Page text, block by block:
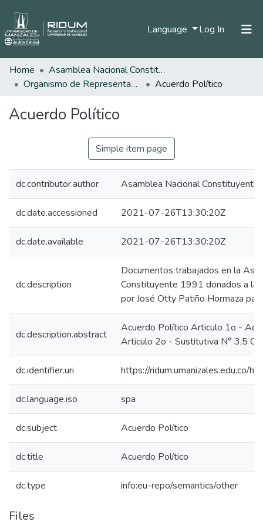
Language Log In (current)
Home
Asamblea Nacional Constituyente
Organismo de Representantes Constituyente
Acuerdo Político
Acuerdo Político
Simple item page
dc.contributor.author Asamblea Nacional Constituyente
dc.date.accessioned 2021-07-26T13:30:20Z
dc.date.available 2021-07-26T13:30:20Z
dc.description
Documentos trabajados en la
Constituyente 1991 donados a la
por José Otty Patiño Hormaza
dc.description.abstract
Acuerdo Político Articulo 1o -
Articulo 2o - Sustitutiva N° 3,5
dc.identifier.uri https://ridum.umanizales.edu.co/
dc.language.iso spa
dc.subject Acuerdo Político
dc.title Acuerdo Político
dc.type info:eu-repo/semantics/other
Files